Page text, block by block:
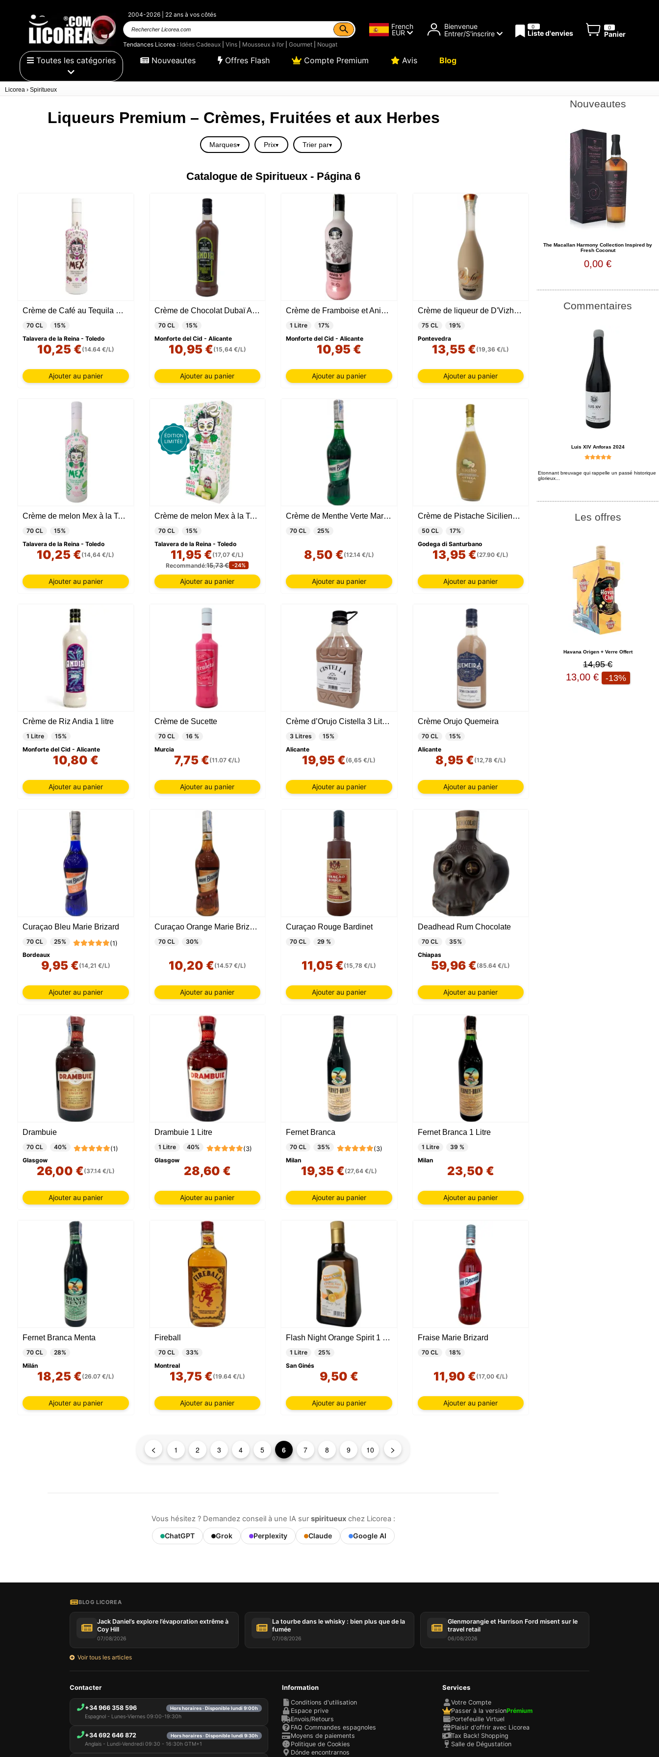
2004-2026 | 22 ans à vos côtés
Rechercher
Licorea.com
Tendances Licorea : Idées Cadeaux| Vins| Mousseux à l’or| Gourmet| Nougat
French
EUR
Bienvenue
Entrer/S'inscrire
0
Liste d'envies
0
Panier
Toutes les catégories Nouveautes Offres Flash Compte Premium Avis Blog
Licorea › Spiritueux
Liqueurs Premium – Crèmes, Fruitées et aux Herbes
Marques Prix Trier par
Catalogue de Spiritueux - Página 6
Crème de Café au Tequila Mex
70 CL
15%
Talavera de la Reina - Toledo
10,25 €(14.64 €/L)
Ajouter au panier
Crème de Chocolat Dubaï Andia
70 CL
15%
Monforte del Cid - Alicante
10,95 €(15,64 €/L)
Ajouter au panier
Crème de Framboise et Anis 1 Litre
1 Litre
17%
Monforte del Cid - Alicante
10,95 €
Ajouter au panier
Crème de liqueur de D'Vizhoja
75 CL
19%
Pontevedra
13,55 €(19,36 €/L)
Ajouter au panier
Crème de melon Mex à la Tequila
70 CL
15%
Talavera de la Reina - Toledo
10,25 €(14,64 €/L)
Ajouter au panier
ÉDITION
LIMITÉE
Crème de melon Mex à la Tequila + Verre
70 CL
15%
Talavera de la Reina - Toledo
11,95 €(17,07 €/L)
Recommandé:15,73 € -24%
Ajouter au panier
Crème de Menthe Verte Marie Brizard
70 CL 25%
8,50 €(12.14 €/L)
Ajouter au panier
Crème de Pistache Sicilienne Bottega
50 CL
17%
Godega di Santurbano
13,95 €(27.90 €/L)
Ajouter au panier
Crème de Riz Andia 1 litre
1 Litre
15%
Monforte del Cid - Alicante
10,80 €
Ajouter au panier
Crème de Sucette
70 CL
16 %
Murcia
7,75 €(11.07 €/L)
Ajouter au panier
Crème d’Orujo Cistella 3 Litres
3 Litres
15%
Alicante
19,95 €(6,65 €/L)
Ajouter au panier
Crème Orujo Quemeira
70 CL
15%
Alicante
8,95 €(12,78 €/L)
Ajouter au panier
Curaçao Bleu Marie Brizard
70 CL 25% (1)
Bordeaux
9,95 €(14,21 €/L)
Ajouter au panier
Curaçao Orange Marie Brizard
70 CL 30%
10,20 €(14.57 €/L)
Ajouter au panier
Curaçao Rouge Bardinet
70 CL 29 %
11,05 €(15,78 €/L)
Ajouter au panier
Deadhead Rum Chocolate
70 CL
35%
Chiapas
59,96 €(85.64 €/L)
Ajouter au panier
Drambuie
70 CL 40% (1)
Glasgow
26,00 €(37.14 €/L)
Ajouter au panier
Drambuie 1 Litre
1 Litre 40% (3)
Glasgow
28,60 €
Ajouter au panier
Fernet Branca
70 CL 35% (3)
Milan
19,35 €(27,64 €/L)
Ajouter au panier
Fernet Branca 1 Litre
1 Litre
39 %
Milan
23,50 €
Ajouter au panier
Fernet Branca Menta
70 CL
28%
Milán
18,25 €(26.07 €/L)
Ajouter au panier
Fireball
70 CL
33%
Montreal
13,75 €(19.64 €/L)
Ajouter au panier
Flash Night Orange Spirit 1 Litre
1 Litre
25%
San Ginés
9,50 €
Ajouter au panier
Fraise Marie Brizard
70 CL 18%
11,90 €(17,00 €/L)
Ajouter au panier
< 1 2 3 4 5 6 7 8 9 10 >
Vous hésitez ? Demandez conseil à une IA sur spiritueuxchez Licorea :
ChatGPT Grok Perplexity Claude Google AI
Nouveautes
The Macallan Harmony Collection Inspired by
Fresh Coconut
0,00 €
Commentaires
Luis XIV Anforas 2024
Etonnant breuvage qui rappelle un passé historique
glorieux...
Les offres
Havana Origen + Verre Offert
14,95 €
13,00 € -13%
BLOG LICOREA
Jack Daniel’s explore l’évaporation extrême à
Coy Hill
07/08/2026
La tourbe dans le whisky : bien plus que de la
fumée
07/08/2026
Glenmorangie et Harrison Ford misent sur le
travel retail
06/08/2026
Voir tous les articles
Contacter
+34 966 358 596 Hors horaires · Disponible lundi 9:00h
Espagnol - Lunes-Viernes 09:00-19:30h
+34 692 646 872 Hors horaires · Disponible lundi 9:30h
Anglais - Lundi-Vendredi 09:30 - 16:30h GTM+1
Information
Conditions d'utilisation
Espace prive
Envois/Retours
FAQ Commandes espagnoles
Moyens de paiements
Politique de Cookies
Dónde encontrarnos
Services
Votre Compte
Passer à la versionPrémium
Portefeuille Virtuel
Plaisir d'offrir avec Licorea
Tax Back! Shopping
Salle de Dégustation
Notre site web utilise des cookies capables de lire, stocker et écrire des
informations sur votre navigateur et votre appareil. Les informations traitées
par ces technologies incluent des données liées à votre compte utilisateur,
qui peuvent inclure des identifiants personnels (par exemple, l'adresse IP et
les détails de la session) et l'historique de navigation. Nous utilisons ces
informations à diverses fins : par exemple, pour accéder à votre compte et
mémoriser votre panier d'achat, maintenir la sécurité, mémoriser les choix des
utilisateurs, améliorer notre site web et, enfin, à des fins de marketing. Vous
pouvez refuser tout traitement non essentiel en choisissant d'accepter
uniquement les cookies nécessaires. Vous pouvez personnaliser votre choix
et sélectionner les cookies que vous nous autorisez à utiliser dans votre
session.